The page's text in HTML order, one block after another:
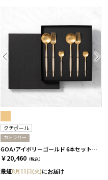
クチポール
カトラリー
GOA/アイボリーゴールド 6本セット［クチポール］
￥20,460 （税込）
最短8月11日(火)にお届け